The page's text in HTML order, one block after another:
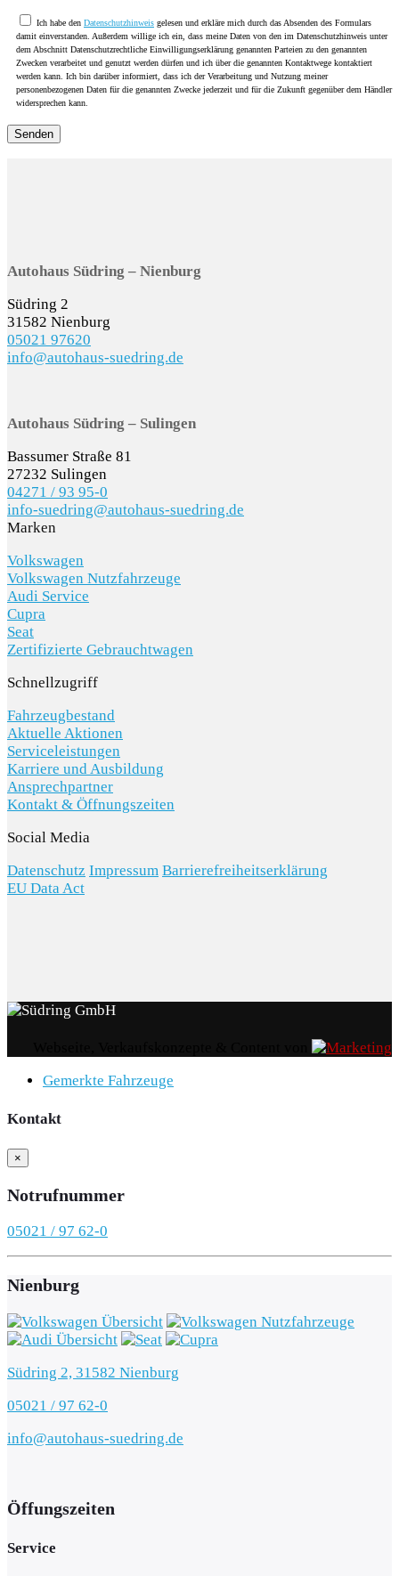
Ich habe den Datenschutzhinweis gelesen und erkläre mich durch das Absenden des Formulars
damit einverstanden. Außerdem willige ich ein, dass meine Daten von den im Datenschutzhinweis unter
dem Abschnitt Datenschutzrechtliche Einwilligungserklärung genannten Parteien zu den genannten
Zwecken verarbeitet und genutzt werden dürfen und ich über die genannten Kontaktwege kontaktiert
werden kann. Ich bin darüber informiert, dass ich der Verarbeitung und Nutzung meiner
personenbezogenen Daten für die genannten Zwecke jederzeit und für die Zukunft gegenüber dem Händler
widersprechen kann.
Autohaus Südring – Nienburg
Südring 2
31582 Nienburg
05021 97620
info@autohaus-suedring.de
Autohaus Südring – Sulingen
Bassumer Straße 81
27232 Sulingen
04271 / 93 95-0
info-suedring@autohaus-suedring.de
Marken
Volkswagen
Volkswagen Nutzfahrzeuge
Audi Service
Cupra
Seat
Zertifizierte Gebrauchtwagen
Schnellzugriff
Fahrzeugbestand
Aktuelle Aktionen
Serviceleistungen
Karriere und Ausbildung
Ansprechpartner
Kontakt & Öffnungszeiten
Social Media
Datenschutz Impressum Barrierefreiheitserklärung
EU Data Act
Gemerkte Fahrzeuge
Kontakt
×
Notrufnummer
05021 / 97 62-0
Nienburg
Südring 2, 31582 Nienburg
05021 / 97 62-0
info@autohaus-suedring.de
Öffungszeiten
Service